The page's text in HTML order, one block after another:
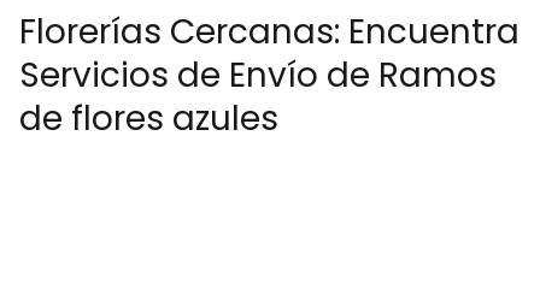
Florerías Cercanas: Encuentra
Servicios de Envío de Ramos
de flores azules